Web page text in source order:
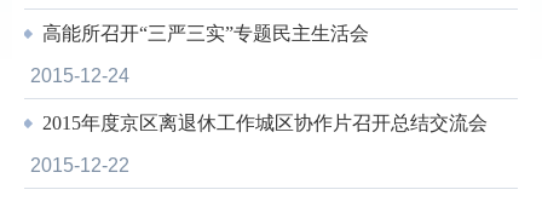
高能所召开“三严三实”专题民主生活会
2015-12-24
2015年度京区离退休工作城区协作片召开总结交流会
2015-12-22